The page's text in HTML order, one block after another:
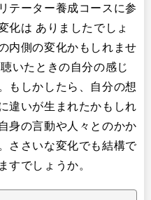
テーター養成コースに参
化は ありましたでしょ
内側の変化かもしれませ
いたときの自分の感じ
もしかしたら、自分の想
違いが生まれたかもしれ
身の言動や人々とのかか
ささいな変化でも結構で
すでしょうか。